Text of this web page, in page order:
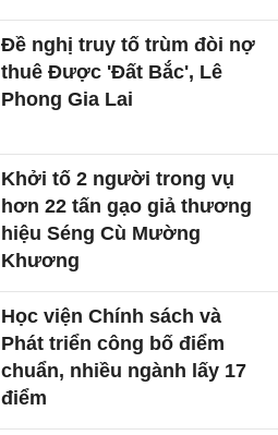
Đề nghị truy tố trùm đòi nợ
thuê Được 'Đất Bắc', Lê
Phong Gia Lai
Khởi tố 2 người trong vụ
hơn 22 tấn gạo giả thương
hiệu Séng Cù Mường
Khương
Học viện Chính sách và
Phát triển công bố điểm
chuẩn, nhiều ngành lấy 17
điểm